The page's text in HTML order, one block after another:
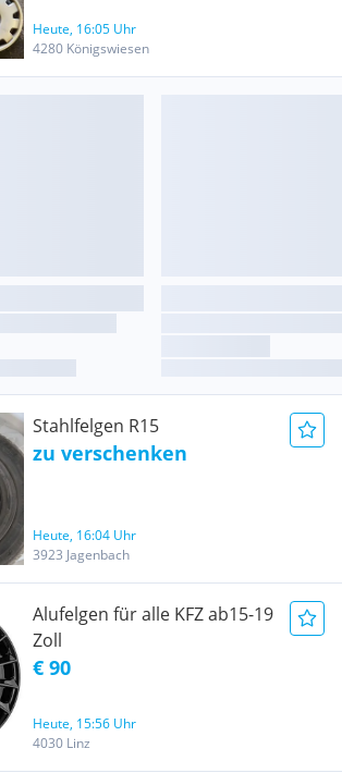
Heute, 16:05 Uhr
4280 Königswiesen
Stahlfelgen R15
zu verschenken
Heute, 16:04 Uhr
3923 Jagenbach
Alufelgen für alle KFZ ab15-19
Zoll
€ 90
Heute, 15:56 Uhr
4030 Linz